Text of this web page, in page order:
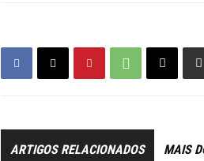
ARTIGOS RELACIONADOS MAIS